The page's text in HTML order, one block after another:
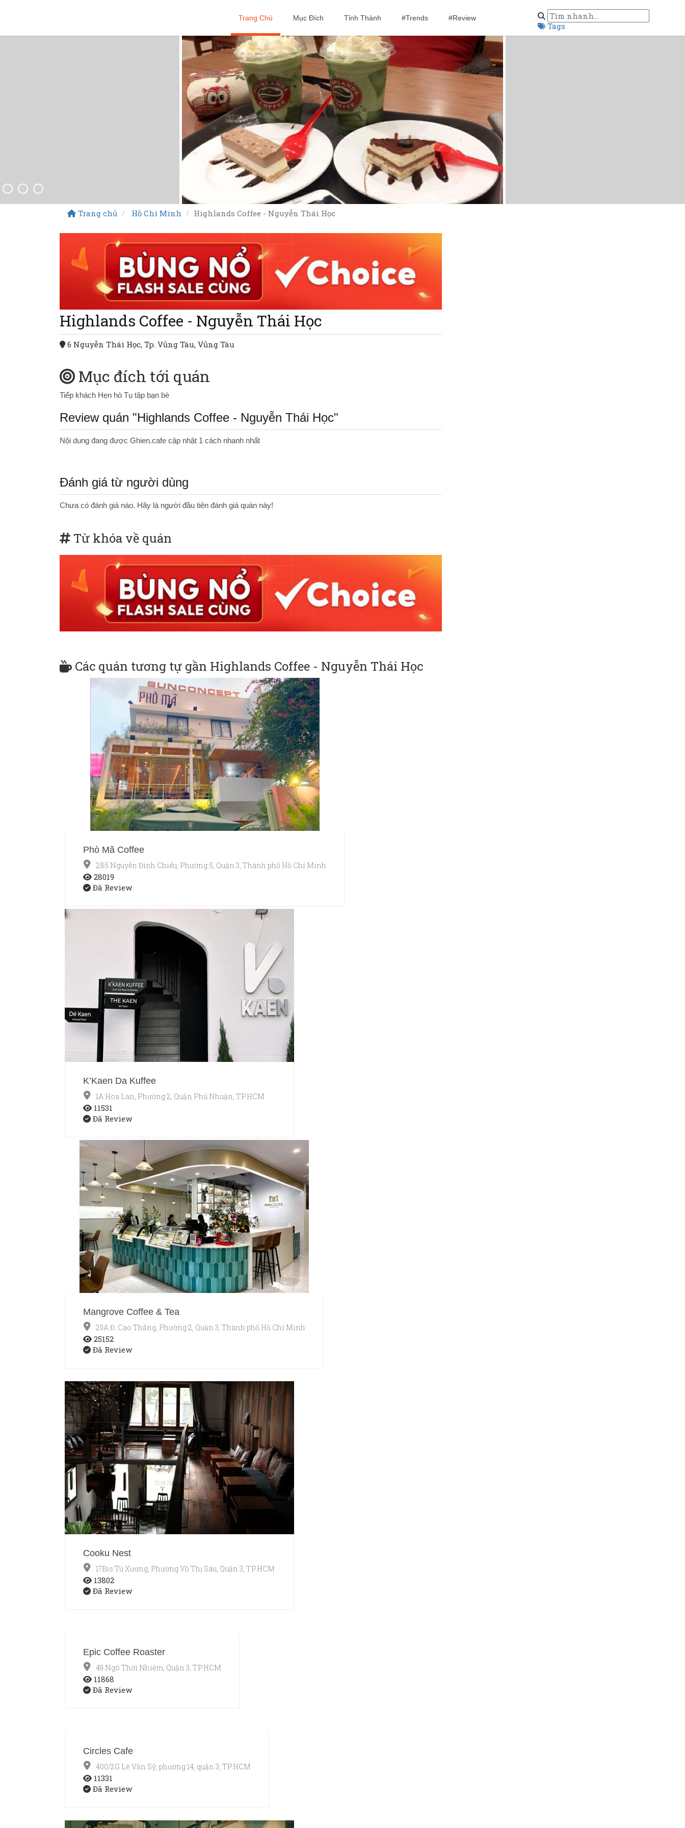
Trang Chủ Mục Đích Tỉnh Thành #Trends #Review
Tags
Trang chủ Hồ Chí Minh Highlands Coffee - Nguyễn Thái Học
Highlands Coffee - Nguyễn Thái Học
6 Nguyễn Thái Học, Tp. Vũng Tàu, Vũng Tàu
Mục đích tới quán
Tiếp khách Hẹn hò Tụ tập bạn bè
Review quán "Highlands Coffee - Nguyễn Thái Học"
Nội dung đang được Ghien.cafe cập nhật 1 cách nhanh nhất
Đánh giá từ người dùng
Chưa có đánh giá nào. Hãy là người đầu tiên đánh giá quán này!
Từ khóa về quán
Các quán tương tự gần Highlands Coffee - Nguyễn Thái Học
Phò Mã Coffee
285 Nguyễn Đình Chiểu, Phường 5, Quận 3, Thành phố Hồ Chí Minh
28019
Đã Review
K’Kaen Da Kuffee
1A Hoa Lan, Phường 2, Quận Phú Nhuận, TP.HCM
11531
Đã Review
Mangrove Coffee & Tea
29A Đ. Cao Thắng, Phường 2, Quận 3, Thành phố Hồ Chí Minh
25152
Đã Review
Cooku Nest
17Bis Tú Xương, Phường Võ Thị Sáu, Quận 3, TP.HCM
13802
Đã Review
Epic Coffee Roaster
49 Ngô Thời Nhiệm, Quận 3, TP.HCM
11868
Đã Review
Circles Cafe
400/2G Lê Văn Sỹ, phường 14, quận 3, TP.HCM
11331
Đã Review